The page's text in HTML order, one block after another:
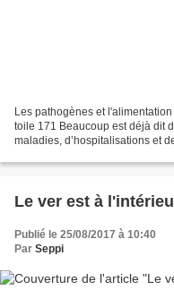
Les pathogènes et
toile 171 Beaucoup est déjà dit
maladies, d’hospitalisations et
Le ver est à
Publié le 25/08/2017 à 10:40
Par Seppi